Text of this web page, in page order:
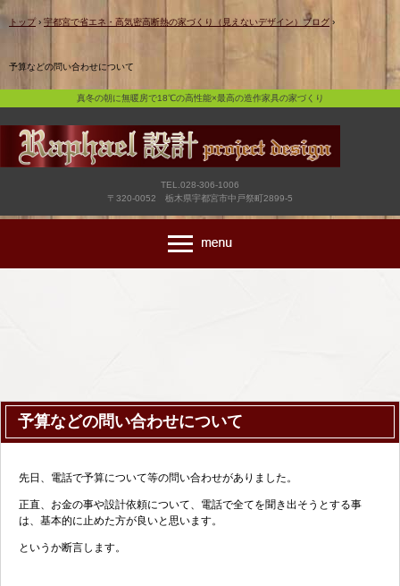
真冬の朝に無暖房で18℃の高性能×最高の造作家具の家づくり
トップ › 宇都宮で省エネ・高気密高断熱の家づくり（見えないデザイン）ブログ ›
予算などの問い合わせについて
真冬の朝に無暖房で18℃の高性能×最高の造作家具の家づくり
TEL.028-306-1006
〒320-0052 栃木県宇都宮市中戸祭町2899-5
予算などの問い合わせについて
先日、電話で予算について等の問い合わせがありました。
正直、お金の事や設計依頼について、電話で全てを聞き出そうとする事
は、基本的に止めた方が良いと思います。
というか断言します。